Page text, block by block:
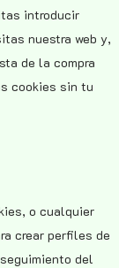
introducir
nuestra web y,
de la compra
cookies sin tu
o cualquier
crear perfiles de
del